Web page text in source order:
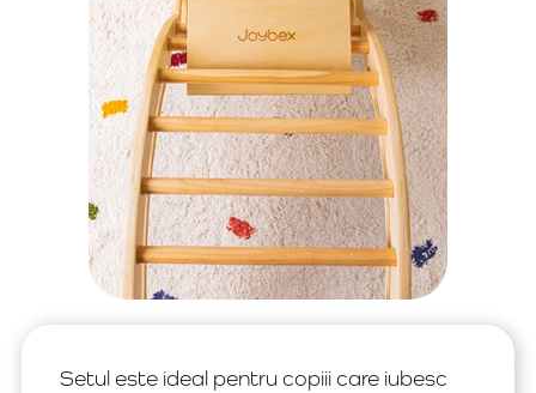
Setul este ideal pentru copiii care iubesc